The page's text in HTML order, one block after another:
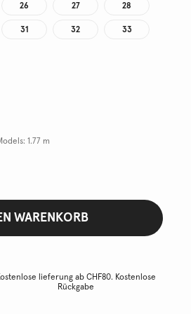
26 27 28
31 32 33
1.77 m
WARENKORB
lieferung ab CHF80. Kostenlose
Rückgabe